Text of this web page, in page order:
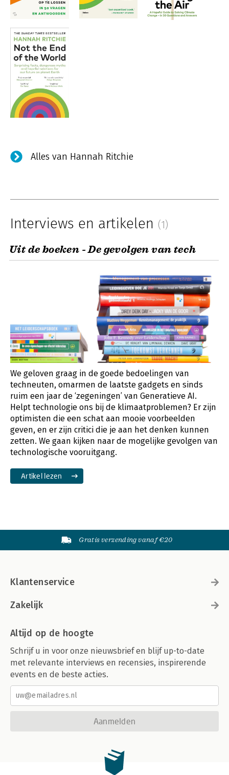
Alles van Hannah Ritchie
Interviews en artikelen (1)
Uit de boeken - De gevolgen van tech
We geloven graag in de goede bedoelingen van
techneuten, omarmen de laatste gadgets en sinds
ruim een jaar de ‘zegeningen’ van Generatieve AI.
Helpt technologie ons bij de klimaatproblemen? Er zijn
optimisten die een schat aan mooie voorbeelden
geven, en er zijn critici die je aan het denken kunnen
zetten. We gaan kijken naar de mogelijke gevolgen van
technologische vooruitgang.
Artikel lezen
Gratis verzending vanaf €20
Klantenservice
Zakelijk
Altijd op de hoogte
Schrijf u in voor onze nieuwsbrief en blijf up-to-date
met relevante interviews en recensies, inspirerende
events en de beste acties.
Aanmelden